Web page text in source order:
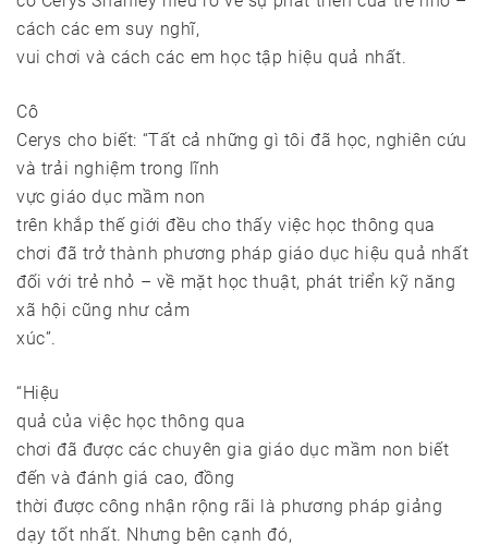
cách các em suy nghĩ,
vui chơi và cách các em học tập hiệu quả nhất.
Cô
Cerys cho biết: “Tất cả những gì tôi đã học, nghiên cứu
và trải nghiệm trong lĩnh
vực giáo dục mầm non
trên khắp thế giới đều cho thấy việc học thông qua
chơi đã trở thành phương pháp giáo dục hiệu quả nhất
đối với trẻ nhỏ – về mặt học thuật, phát triển kỹ năng
xã hội cũng như cảm
xúc”.
“Hiệu
quả của việc học thông qua
chơi đã được các chuyên gia giáo dục mầm non biết
đến và đánh giá cao, đồng
thời được công nhận rộng rãi là phương pháp giảng
dạy tốt nhất. Nhưng bên cạnh đó,